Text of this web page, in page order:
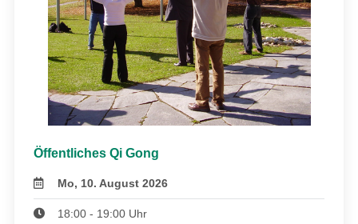
Öffentliches Qi Gong
Mo, 10. August 2026
18:00 - 19:00 Uhr